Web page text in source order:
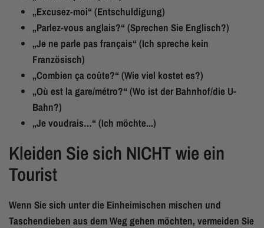
„Excusez-moi“ (Entschuldigung)
„Parlez-vous anglais?“ (Sprechen Sie Englisch?)
„Je ne parle pas français“ (Ich spreche kein
Französisch)
„Combien ça coûte?“ (Wie viel kostet es?)
„Où est la gare/métro?“ (Wo ist der Bahnhof/die U-
Bahn?)
„Je voudrais…“ (Ich möchte...)
Kleiden Sie sich NICHT wie ein
Tourist
Wenn Sie sich unter die Einheimischen mischen und
Taschendieben aus dem Weg gehen möchten, vermeiden Sie